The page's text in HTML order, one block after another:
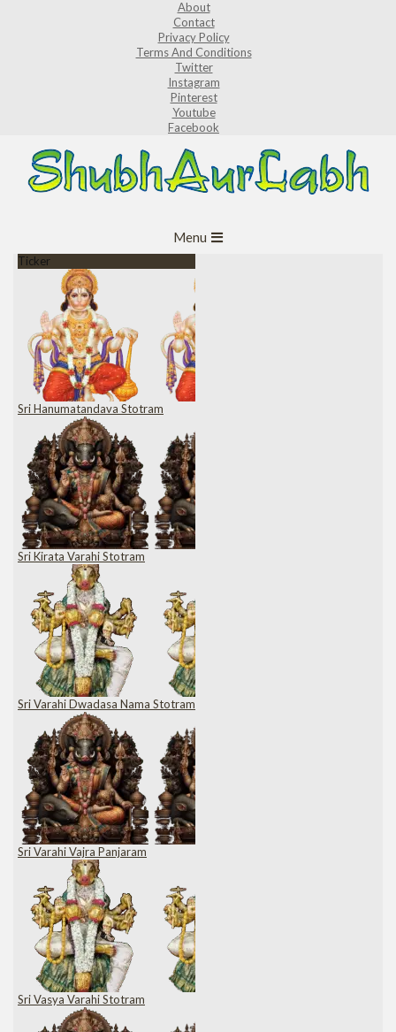
About
Contact
Privacy Policy
Terms And Conditions
Twitter
Instagram
Pinterest
Youtube
Facebook
Navigation
Menu
Ticker
Sri Hanumatandava Stotram
Sri Kirata Varahi Stotram
Sri Varahi Dwadasa Nama Stotram
Sri Varahi Vajra Panjaram
Sri Vasya Varahi Stotram